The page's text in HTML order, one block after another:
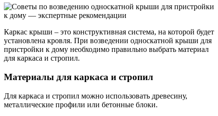
Каркас крыши – это конструктивная система, на которой будет
установлена кровля. При возведении односкатной крыши для
пристройки к дому необходимо правильно выбрать материал
для каркаса и стропил.
Материалы для каркаса и стропил
Для каркаса и стропил можно использовать древесину,
металлические профили или бетонные блоки.